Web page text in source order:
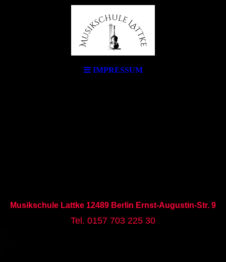
IMPRESSUM
Musikschule Lattke 12489 Berlin Ernst-Augustin-Str. 9
Tel. 0157 703 225 30